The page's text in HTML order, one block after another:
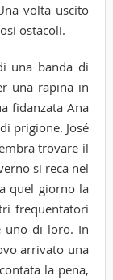
volta uscito
ostacoli.
una banda di
una rapina in
fidanzata Ana
prigione. José
trovare il
si reca nel
quel giorno la
frequentatori
uno di loro. In
arrivato una
la pena,